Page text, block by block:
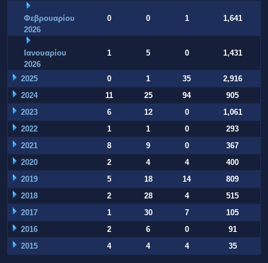
Φεβρουαρίου
2026
0 0 1 1,641
Ιανουαρίου
2026
1 5 0 1,431
2025 0 1 35
2,916
2024
11 25 94
905
2023
6 12 0
1,061
2022
1 1 0
293
2021
8 9 0
367
2020
2 4 4
400
2019
5 18 14
809
2018
2 28 4
515
2017
1 30 7
105
2016
2 6 0
91
2015
4 4 4 35